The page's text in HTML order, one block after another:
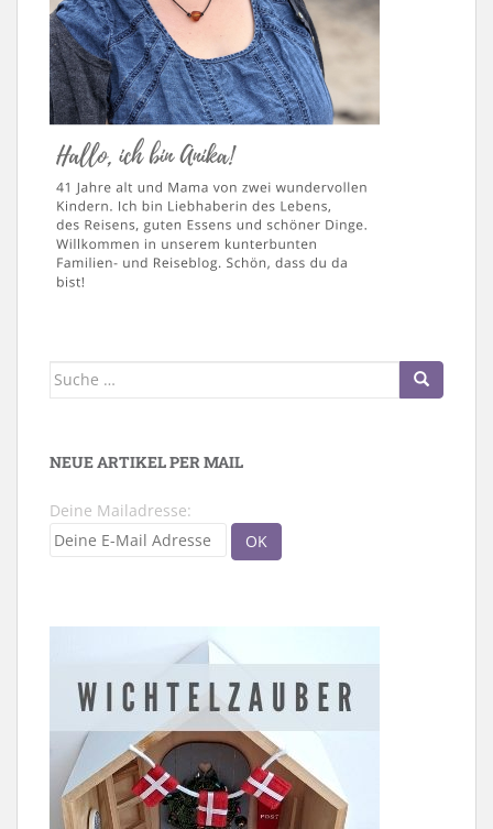
Suche
NEUE ARTIKEL PER MAIL
Deine Mailadresse: